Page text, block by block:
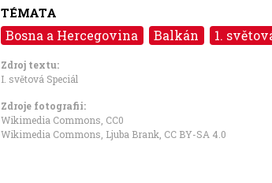
TÉMATA
Bosna a Hercegovina Balkán 1.
Zdroj textu:
I. světová Speciál
Zdroje fotografii:
Wikimedia Commons CC0
Wikimedia Commons, Ljuba Brank CC BY-SA 4.0